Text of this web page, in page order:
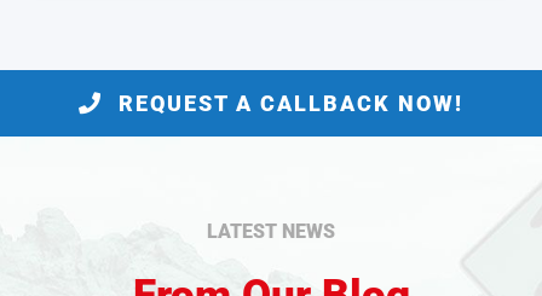
REQUEST A CALLBACK NOW!
LATEST NEWS